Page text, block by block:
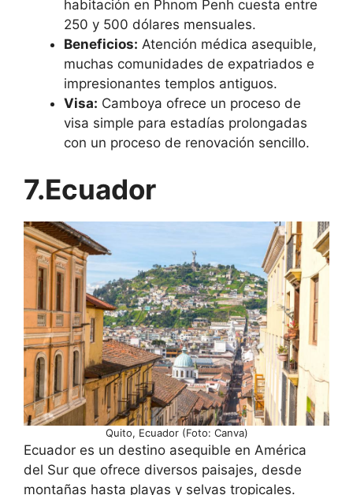
habitación en Phnom Penh cuesta entre
250 y 500 dólares mensuales.
Beneficios: Atención médica asequible,
muchas comunidades de expatriados e
impresionantes templos antiguos.
Visa: Camboya ofrece un proceso de
visa simple para estadías prolongadas
con un proceso de renovación sencillo.
7.Ecuador
Quito, Ecuador (Foto: Canva)
Ecuador es un destino asequible en América
del Sur que ofrece diversos paisajes, desde
montañas hasta playas y selvas tropicales.